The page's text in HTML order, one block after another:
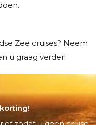
Zee cruises? Neem
u graag verder!